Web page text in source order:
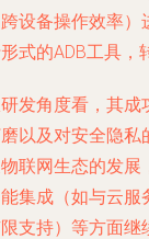
设备操作效率）
式的ADB工具，
发角度看，其成
以及对安全隐私
联网生态的发展
集成（如与云服
支持）等方面继